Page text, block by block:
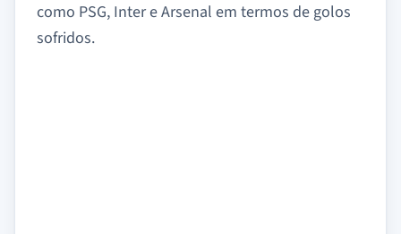
como PSG, Inter e Arsenal em termos de golos
sofridos.